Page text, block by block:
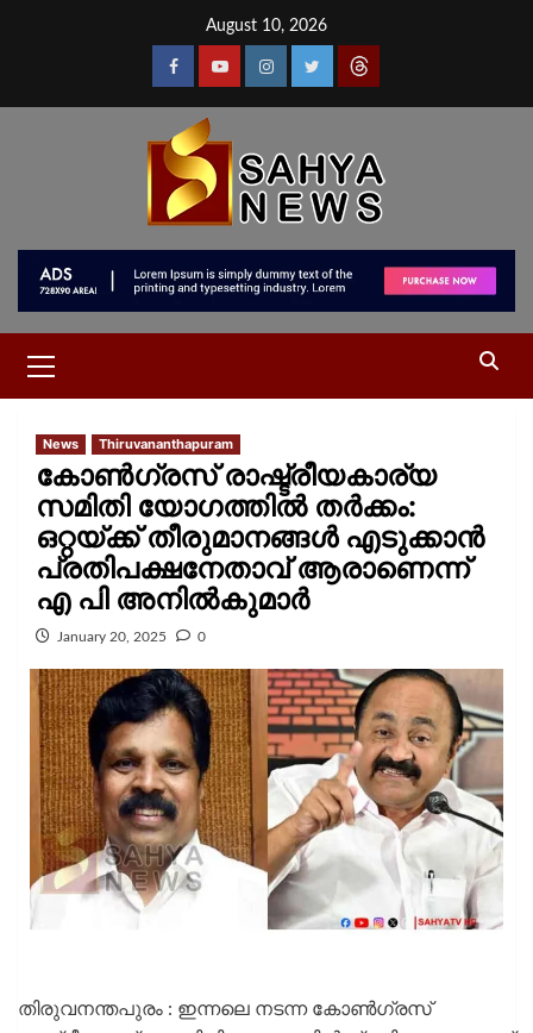
August 10, 2026
News Thiruvananthapuram
കോൺഗ്രസ് രാഷ്ട്രീയകാര്യ
സമിതി യോഗത്തിൽ തർക്കം:
ഒറ്റയ്ക്ക് തീരുമാനങ്ങൾ എടുക്കാൻ
പ്രതിപക്ഷനേതാവ് ആരാണെന്ന്
എ പി അനിൽകുമാർ
January 20, 2025 0
തിരുവനന്തപുരം : ഇന്നലെ നടന്ന കോൺഗ്രസ്